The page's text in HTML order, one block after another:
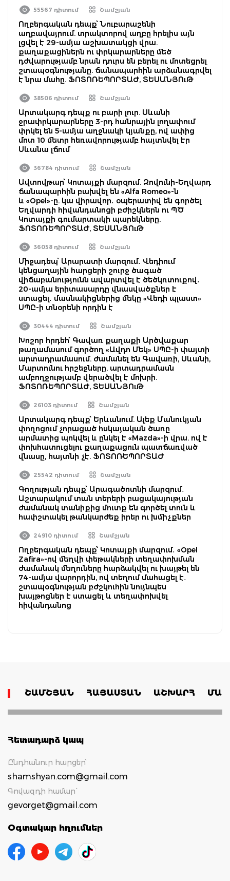
55567 դիտում Շամշյան
Ողբերգական դեպք՝ Նուբարաշենի
աղբավայրում. տրակտորով աղբը հրելիս այն
լցվել է 29-ամյա աշխատակցի վրա.
քաղաքացիներն ու փրկարարները մեծ
դժվարությամբ նրան դուրս են բերել ու մոտեցրել
շտապօգնությանը. ճանապարհին արձանագրվել
է նրա մահը. ՖՈՏՈՌԵՊՈՐՏԱԺ, ՏԵՍԱՆՅՈւԹ
38506 դիտում Շամշյան
Արտակարգ դեպք ու բարի լուր. Սևանի
ջրափրկարարները 3-րդ հանրային լողափում
փրկել են 5-ամյա աղջնակի կյանքը, ով ափից
մոտ 10 մետր հեռավորությամբ հայտնվել էր
Սևանա լճում
36784 դիտում Շամշյան
Ավտովթար՝ Կոտայքի մարզում. Զովունի-Եղվարդ
ճանապարհին բախվել են «Alfa Romeo»-ն
և «Opel»-ը. կա վիրավոր․ օպերատիվ են գործել
Եղվարդի հիվանդանոցի բժիշկներն ու ՊԾ
Կոտայքի գումարտակի պարեկները.
ՖՈՏՈՌԵՊՈՐՏԱԺ, ՏԵՍԱՆՅՈւԹ
36058 դիտում Շամշյան
Միջադեպ՝ Արարատի մարզում․ Վեդիում
կենցաղային հարցերի շուրջ ծագած
վիճաբանությունն ավարտվել է ծեծկռտուքով․
20-ամյա երիտասարդը վնասվածքներ է
ստացել․ մասնակիցներից մեկը «Վեդի պլաստ»
ՍՊԸ-ի տնօրենի որդին է
30444 դիտում Շամշյան
Խոշոր հրդեհ՝ Գավառ քաղաքի Արծվաքար
թաղամասում գործող «Ավդո Մեկ» ՍՊԸ-ի փայտի
արտադրամասում. ժամանել են Գավառի, Սևանի,
Մարտունու հրշեջները. արտադրամասն
ամբողջությամբ վերածվել է մոխրի.
ՖՈՏՈՌԵՊՈՐՏԱԺ, ՏԵՍԱՆՅՈւԹ
26103 դիտում Շամշյան
Արտակարգ դեպք՝ Երևանում. Ալեք Մանուկյան
փողոցում չորացած հսկայական ծառը
արմատից պոկվել և ընկել է «Mazda»-ի վրա. ով է
փոխհատուցելու քաղաքացուն պատճառված
վնասը, հայտնի չէ. ՖՈՏՈՌԵՊՈՐՏԱԺ
25542 դիտում Շամշյան
Գողության դեպք՝ Արագածոտնի մարզում․
Աշտարակում տան տերերի բացակայության
ժամանակ տանիքից մուտք են գործել տուն և
հափշտակել թանկարժեք իրեր ու խմիչքներ
24910 դիտում Շամշյան
Ողբերգական դեպք՝ Կոտայքի մարզում․ «Opel
Zafira»-ով մեղվի փեթակների տեղափոխման
ժամանակ մեղուները հարձակվել ու խայթել են
74-ամյա վարորդին, ով տեղում մահացել է․
շտապօգնության բժշկուհին նույնպես
խայթոցներ է ստացել և տեղափոխվել
հիվանդանոց
ՇԱՄՇՅԱՆ ՀԱՅԱՍՏԱՆ ԱՇԽԱՐՀ
Հետադարձ կապ
Ընդհանուր հարցեր՝
shamshyan.com@gmail.com
Գովազդի համար`
gevorget@gmail.com
Օգտակար հղումներ